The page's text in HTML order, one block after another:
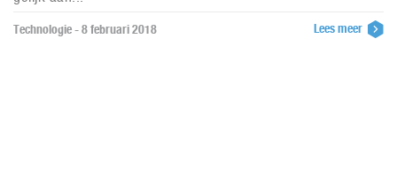
Technologie - 8 februari 2018 Lees meer